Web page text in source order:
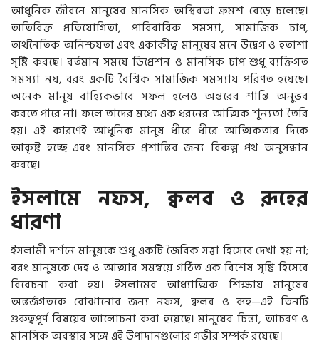
আধুনিক জীবনে মানুষের মানসিক অস্থিরতা ক্রমশ বেড়ে চলেছে।
অতিরিক্ত প্রতিযোগিতা, পারিবারিক সমস্যা, সামাজিক চাপ,
অর্থনৈতিক অনিশ্চয়তা এবং একাকীত্ব মানুষের মনে উদ্বেগ ও হতাশা
সৃষ্টি করছে। বর্তমান সময়ে ডিপ্রেশন ও মানসিক চাপ শুধু ব্যক্তিগত
সমস্যা নয়, বরং একটি বৈশ্বিক সামাজিক সমস্যায় পরিণত হয়েছে।
অনেক মানুষ বাহ্যিকভাবে সফল হলেও অন্তরের শান্তি অনুভব
করতে পারে না। ফলে তাদের মধ্যে এক ধরনের আত্মিক শূন্যতা তৈরি
হয়। এই কারণেই আধুনিক মানুষ ধীরে ধীরে আত্মিকতার দিকে
আকৃষ্ট হচ্ছে এবং মানসিক প্রশান্তির জন্য বিকল্প পথ অনুসন্ধান
করছে।
ইসলামে নফস, ক্বলব ও রূহের
ধারণা
ইসলামী দর্শনে মানুষকে শুধু একটি জৈবিক সত্তা হিসেবে দেখা হয় না;
বরং মানুষকে দেহ ও আত্মার সমন্বয়ে গঠিত এক বিশেষ সৃষ্টি হিসেবে
বিবেচনা করা হয়। ইসলামের আধ্যাত্মিক শিক্ষায় মানুষের
অন্তর্জগতকে বোঝানোর জন্য নফস, ক্বলব ও রূহ—এই তিনটি
গুরুত্বপূর্ণ বিষয়ের আলোচনা করা হয়েছে। মানুষের চিন্তা, আচরণ ও
মানসিক অবস্থার সঙ্গে এই উপাদানগুলোর গভীর সম্পর্ক রয়েছে।